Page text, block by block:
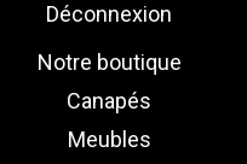
Déconnexion
Notre boutique
Canapés
Meubles